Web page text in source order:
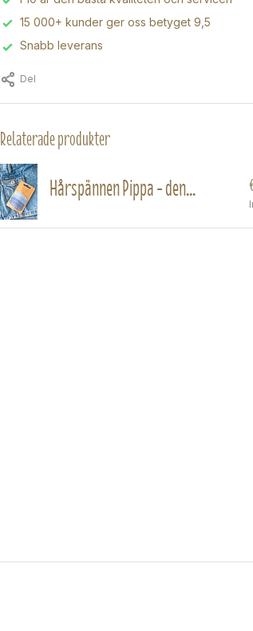
15 000+ kunder ger oss betyget 9,5
Snabb leverans
Del
Relaterade produkter
Hårspännen Pippa - den...